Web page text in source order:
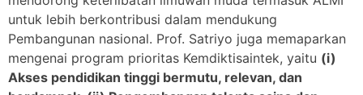
untuk lebih berkontribusi dalam mendukung
Pembangunan nasional. Prof. Satriyo juga memaparkan
mengenai program prioritas Kemdiktisaintek, yaitu (i)
Akses pendidikan tinggi bermutu, relevan, dan